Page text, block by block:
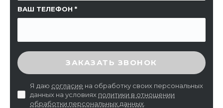
ВАШ ТЕЛЕФОН
ВВЕДИТЕ ПРОВЕРОЧНЫЙ КОД
ЗАКАЗАТЬ ЗВОНОК
Я даю согласие на обработку своих персональных
данных на условиях политики в отношении
обработки персональных данных